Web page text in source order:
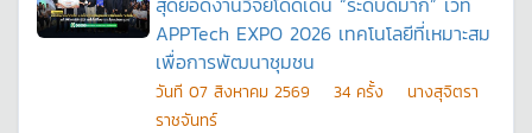
APPTech EXPO 2026 เทคโนโลยีที่เหมาะสม
เพื่อการพัฒนาชุมชน
วันที 07 สิงหาคม 2569 34 ครั้ง
นางสุจิตรา
ราชจันทร์